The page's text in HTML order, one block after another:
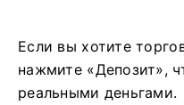
Если вы хотите
нажмите «Депозит»,
реальными деньгами.